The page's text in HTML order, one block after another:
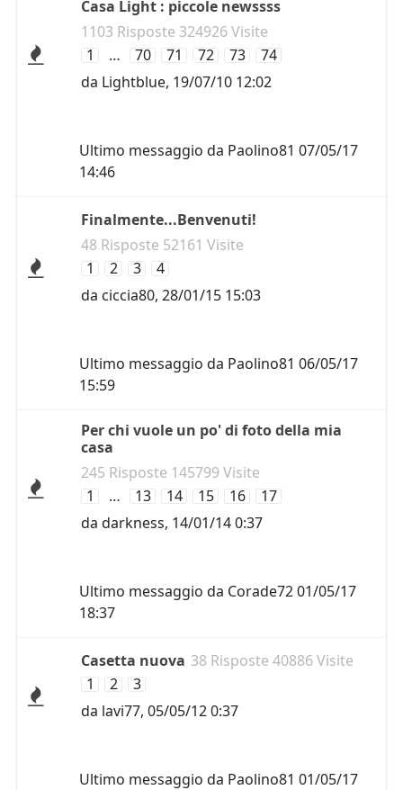
Casa Light : piccole newssss
1103 Risposte 324926 Visite
1
… 70 71 72 73
74
da Lightblue, 19/07/10 12:02
Ultimo messaggio da Paolino81 07/05/17
14:46
Finalmente...Benvenuti!
48 Risposte 52161 Visite
1
2 3
4
da ciccia80, 28/01/15 15:03
Ultimo messaggio da Paolino81 06/05/17
15:59
Per chi vuole un po' di foto della mia
casa
245 Risposte 145799 Visite
1
… 13 14 15 16
17
da darkness, 14/01/14 0:37
Ultimo messaggio da Corade7201/05/17
18:37
Casetta nuova 38 Risposte 40886 Visite
1
2
3
da lavi77, 05/05/12 0:37
Ultimo messaggio da Paolino81 01/05/17